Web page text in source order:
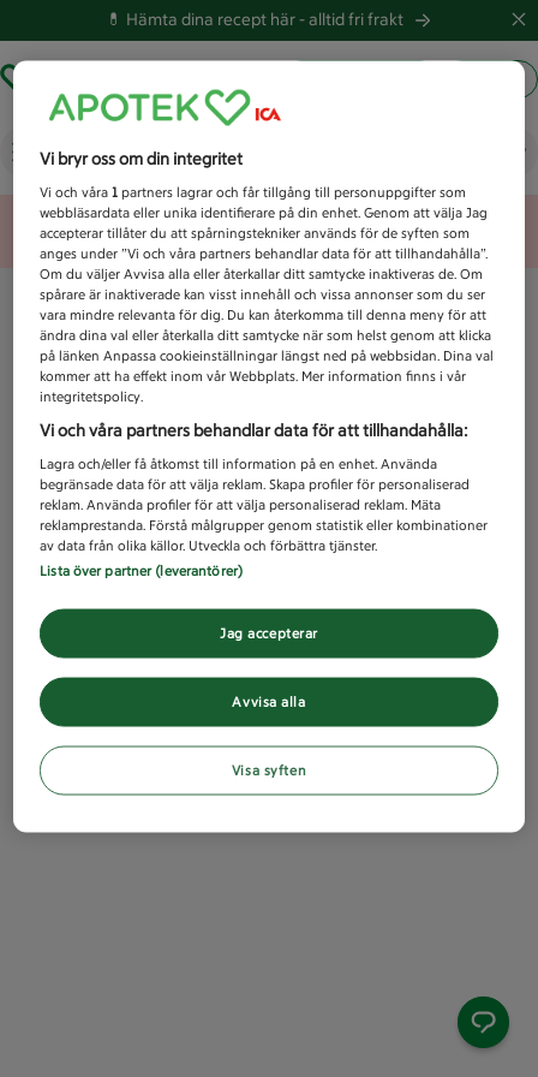
💊 Hämta dina recept här -alltid fri frakt
Vad letar du efter idag?
Unknown error
Vi bryr oss om din integritet
Vi och våra1 partners lagrar och får tillgång till personuppgifter som
webbläsardata eller unika identifierare på din enhet. Genom att välja Jag
accepterar tillåter du att spårningstekniker används för de syften som
anges under ”Vi och våra partners behandlar data för att tillhandahålla”.
Om du väljer Avvisa alla eller återkallar ditt samtycke inaktiveras de. Om
spårare är inaktiverade kan visst innehåll och vissa annonser som du ser
vara mindre relevanta för dig. Du kan återkomma till denna meny för att
ändra dina val eller återkalla ditt samtycke när som helst genom att klicka
på länken Anpassa cookieinställningar längst ned på webbsidan. Dina val
kommer att ha effekt inom vår Webbplats. Mer information finns i vår
integritetspolicy.
Vi och våra partners behandlar data för att tillhandahålla:
Lagra och/eller få åtkomst till information på en enhet. Använda
begränsade data för att välja reklam. Skapa profiler för personaliserad
reklam. Använda profiler för att välja personaliserad reklam. Mäta
reklamprestanda. Förstå målgrupper genom statistik eller kombinationer
av data från olika källor. Utveckla och förbättra tjänster.
Lista över partner (leverantörer)
Avvisa alla
Jag accepterar
Visa syften